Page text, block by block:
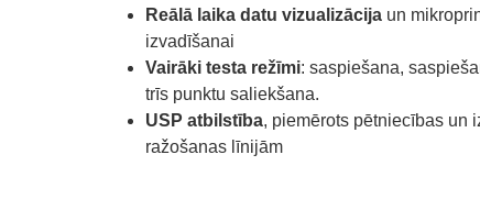
Reālā laika datu vizualizācija un
izvadīšanai
Vairāki testa režīmi: saspiešana,
trīs punktu saliekšana.
USP atbilstība, piemērots pētniecības un
ražošanas līnijām